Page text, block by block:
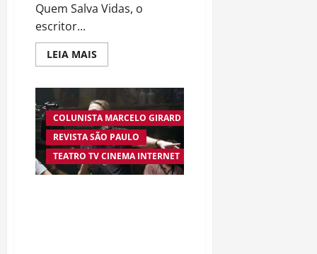
Quem Salva Vidas, o
escritor...
LEIA MAISRead
more
dos
resgates:
Paulo
Antônio
de
Azevedo
eterniza
a
COLUNISTA MARCELO GIRARD
REVISTA SÃO PAULO
TEATRO TV CINEMA INTERNET